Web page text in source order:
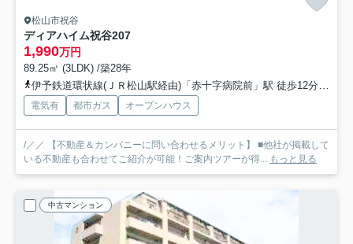
松山市祝谷
ディアハイム祝谷207
1,990万円
89.25㎡ (3LDK) /築28年
伊予鉄道環状線(ＪＲ松山駅経由)「赤十字病院前」駅 徒歩12分
電気有 都市ガス オープンハウス
/／／ 【不動産＆カンパニーに問い合わせるメリット】 ■他社が掲載して
いる不動産も合わせてご紹介が可能！ご案内ツアーが得... もっと見る
中古マンション